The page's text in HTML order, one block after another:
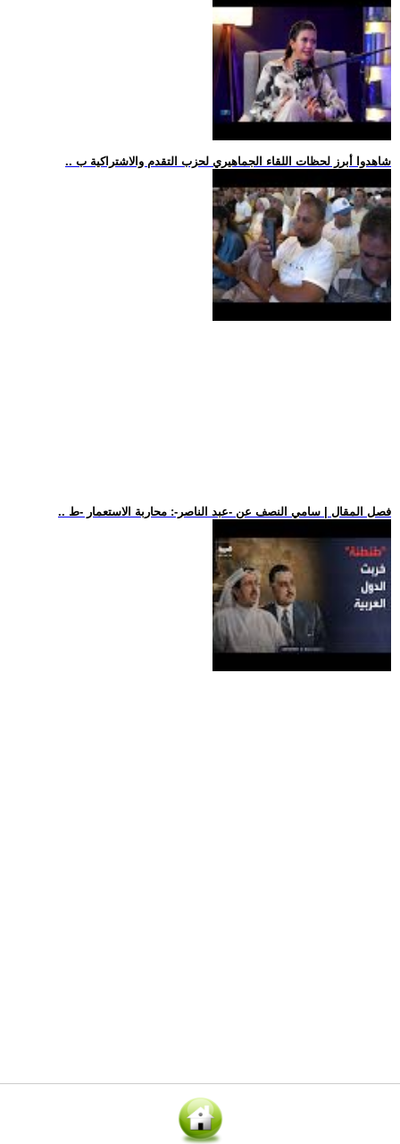
.. شاهدوا أبرز لحظات اللقاء الجماهيري لحزب التقدم والاشتراكية ب
.. فصل المقال | سامي النصف عن -عبد الناصر-: محاربة الاستعمار -ط